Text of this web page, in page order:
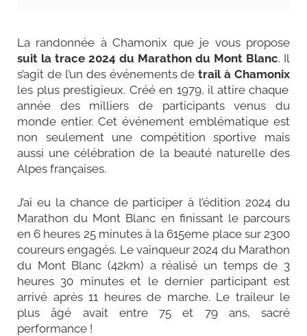
La randonnée à Chamonix que je vous propose
suit la trace 2024 du Marathon du Mont Blanc. Il
s’agit de l’un des événements detrail à Chamonix
les plus prestigieux. Créé en 1979, il attire chaque
année des milliers de participants venus du
monde entier. Cet événement emblématique est
non seulement une compétition sportive mais
aussi une célébration de la beauté naturelle des
Alpes françaises.
J’ai eu la chance de participer à l’édition 2024 du
Marathon du Mont Blanc en finissant le parcours
en 6 heures 25 minutes à la 615eme place sur 2300
coureurs engagés. Le vainqueur 2024 du Marathon
du Mont Blanc (42km) a réalisé un temps de 3
heures 30 minutes et le dernier participant est
arrivé après 11 heures de marche. Le traileur le
plus âgé avait entre 75 et 79 ans, sacré
performance !